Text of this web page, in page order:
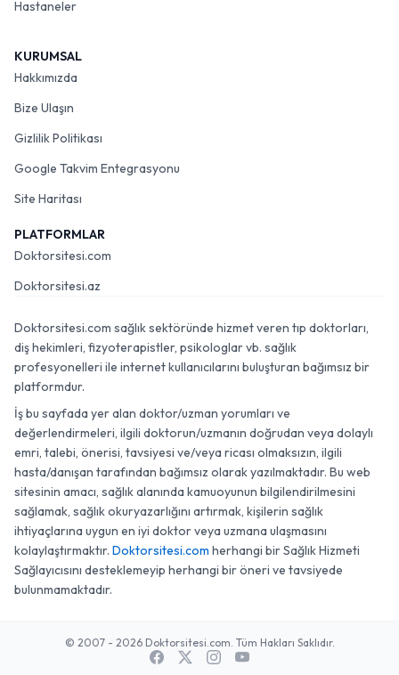
Hastaneler
KURUMSAL
Hakkımızda
Bize Ulaşın
Gizlilik Politikası
Google Takvim Entegrasyonu
Site Haritası
PLATFORMLAR
Doktorsitesi.com
Doktorsitesi.az
Doktorsitesi.com sağlık sektöründe hizmet veren tıp doktorları,
diş hekimleri, fizyoterapistler, psikologlar vb. sağlık
profesyonelleri ile internet kullanıcılarını buluşturan bağımsız bir
platformdur.
İş bu sayfada yer alan doktor/uzman yorumları ve
değerlendirmeleri, ilgili doktorun/uzmanın doğrudan veya dolaylı
emri, talebi, önerisi, tavsiyesi ve/veya ricası olmaksızın, ilgili
hasta/danışan tarafından bağımsız olarak yazılmaktadır. Bu web
sitesinin amacı, sağlık alanında kamuoyunun bilgilendirilmesini
sağlamak, sağlık okuryazarlığını artırmak, kişilerin sağlık
ihtiyaçlarına uygun en iyi doktor veya uzmana ulaşmasını
kolaylaştırmaktır. Doktorsitesi.com herhangi bir Sağlık Hizmeti
Sağlayıcısını desteklemeyip herhangi bir öneri ve tavsiyede
bulunmamaktadır.
© 2007 - 2026 Doktorsitesi.com. Tüm Hakları Saklıdır.